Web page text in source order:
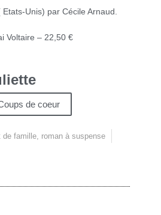
Etats-Unis) par Cécile Arnaud.
Voltaire – 22,50 €
de coeur
de famille, roman à suspense